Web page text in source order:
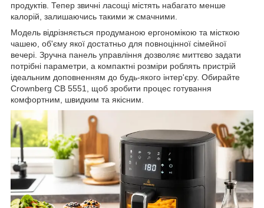
продуктів. Тепер звичні ласощі містять набагато менше
калорій, залишаючись такими ж смачними.
Модель відрізняється продуманою ергономікою та місткою
чашею, об'єму якої достатньо для повноцінної сімейної
вечері. Зручна панель управління дозволяє миттєво задати
потрібні параметри, а компактні розміри роблять пристрій
ідеальним доповненням до будь-якого інтер'єру. Обирайте
Crownberg CB 5551, щоб зробити процес готування
комфортним, швидким та якісним.